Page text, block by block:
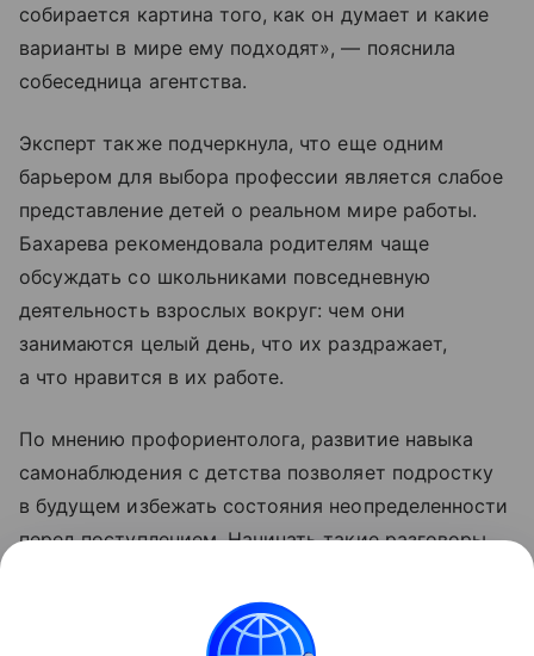
собирается картина того, как он думает и какие
варианты в мире ему подходят», — пояснила
собеседница агентства.
Эксперт также подчеркнула, что еще одним
барьером для выбора профессии является слабое
представление детей о реальном мире работы.
Бахарева рекомендовала родителям чаще
обсуждать со школьниками повседневную
деятельность взрослых вокруг: чем они
занимаются целый день, что их раздражает,
а что нравится в их работе.
По мнению профориентолога, развитие навыка
самонаблюдения с детства позволяет подростку
в будущем избежать состояния неопределенности
перед поступлением. Начинать такие разговоры
вопросы живым интересом к текущим действиям